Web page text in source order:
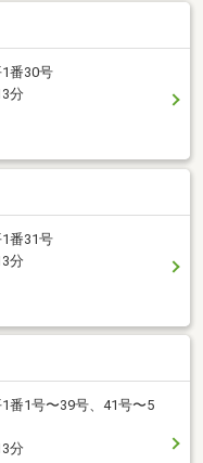
番30号
分
番31号
分
番1号〜39号、41号〜5
分